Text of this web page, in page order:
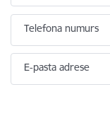
Telefona numurs
E-pasta adrese